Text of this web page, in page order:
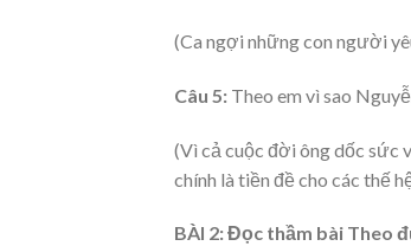
(Ca ngợi những con người
Câu 5: Theo em vì sao
(Vì cả cuộc đời ông dốc sức
chính là tiền đề cho các thế
BÀI 2: Đọc thầm bài Theo